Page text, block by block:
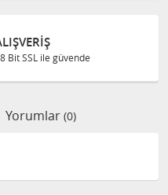
Bit SSL ile güvende
Yorumlar (0)